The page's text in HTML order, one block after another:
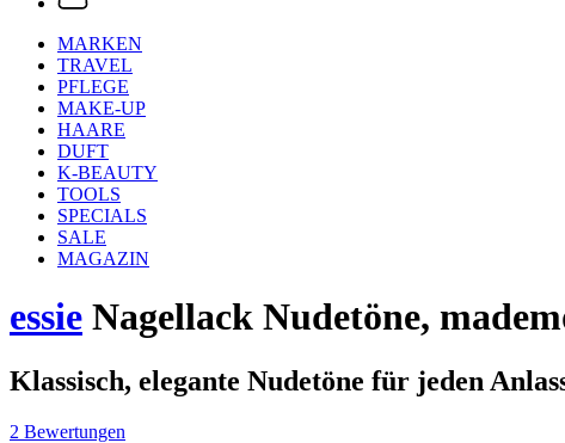
MARKEN
TRAVEL
PFLEGE
MAKE-UP
HAARE
DUFT
K-BEAUTY
TOOLS
SPECIALS
SALE
MAGAZIN
essie Nagellack Nudetöne,
Klassisch, elegante Nudetöne für jeden
2 Bewertungen